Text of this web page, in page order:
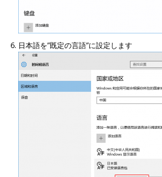
日本語を”既定の言語”に設定します